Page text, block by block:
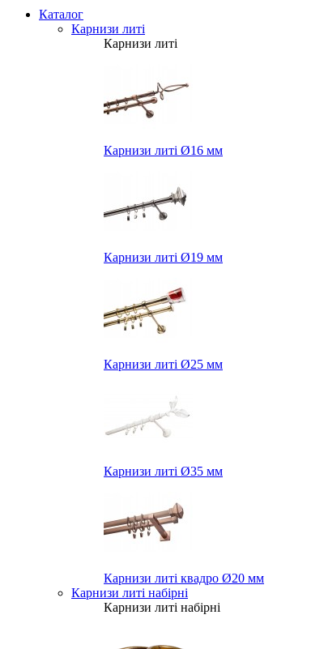
Каталог
Карнизи литі
Карнизи литі
Карнизи литі Ø16 мм
Карнизи литі Ø19 мм
Карнизи литі Ø25 мм
Карнизи литі Ø35 мм
Карнизи литі квадро Ø20 мм
Карнизи литі набірні
Карнизи литі набірні